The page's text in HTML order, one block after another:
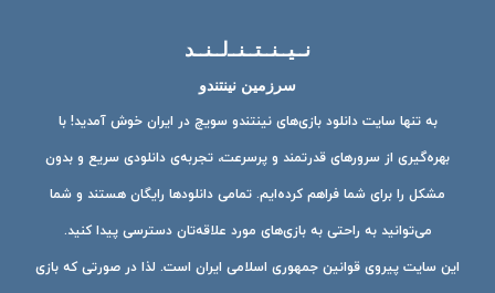
نــیــنــتــنــ‌لــنــد
سرزمین نینتندو
به تنها سایت دانلود بازی‌های نینتندو سویچ در ایران خوش آمدید! با
بهره‌گیری از سرورهای قدرتمند و پرسرعت، تجربه‌ی دانلودی سریع و بدون
مشکل را برای شما فراهم کرده‌ایم. تمامی دانلودها رایگان هستند و شما
می‌توانید به راحتی به بازی‌های مورد علاقه‌تان دسترسی پیدا کنید.
این سایت پیروی قوانین جمهوری اسلامی ایران است. لذا در صورتی که بازی